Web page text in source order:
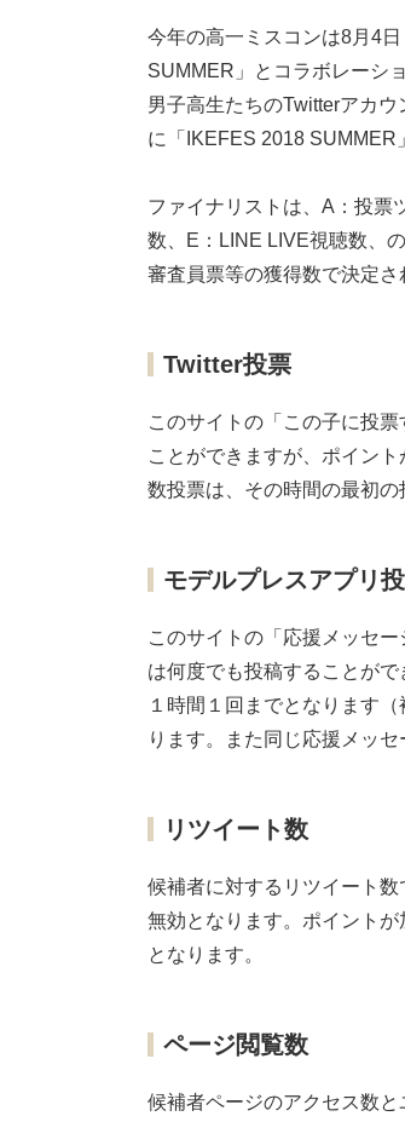
今年の高一ミスコンは8月4
SUMMER」とコラボレーシ
男子高生たちのTwitterアカ
に「IKEFES 2018 SUMMER
ファイナリストは、A：投票
数、E：LINE LIVE視聴数、
審査員票等の獲得数で決定さ
Twitter投票
このサイトの「この子に投
ことができますが、ポイン
数投票は、その時間の最初の
モデルプレスアプリ
このサイトの「応援メッセ
は何度でも投稿することが
１時間１回までとなります
ります。また同じ応援メッ
リツイート数
候補者に対するリツイート
無効となります。ポイント
となります。
ページ閲覧数
候補者ページのアクセス数